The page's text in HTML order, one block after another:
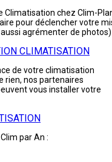
Climatisation chez Clim-
pour déclencher votre
agrémenter de photos)
CLIMATISATION
de votre climatisation
rien, nos partenaires
vous installer votre
par An :